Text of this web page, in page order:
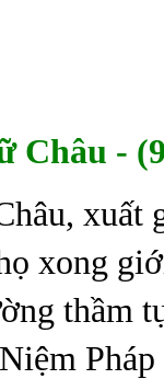
Châu -
xuất
xong
thầm